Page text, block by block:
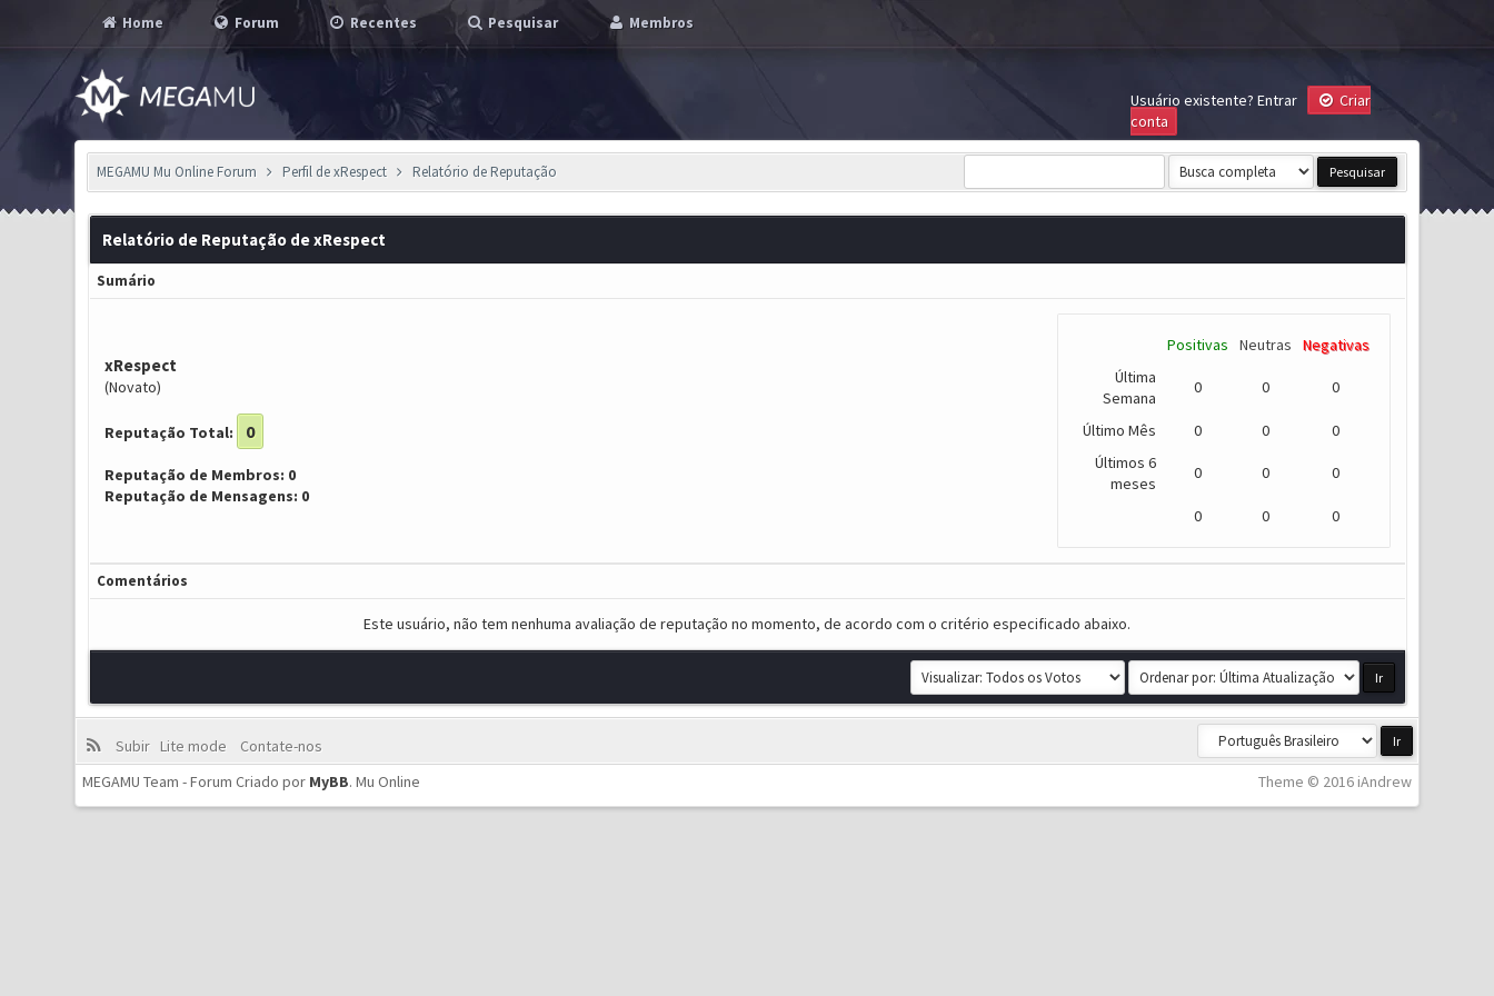
Home Forum Recentes Pesquisar Membros
Usuário existente? Entrar
Criar
conta
MEGAMU Mu Online Forum Perfil de xRespect Relatório de Reputação
Relatório de Reputação de xRespect
Sumário
xRespect
(Novato)
Reputação Total: 0
Reputação de Membros: 0
Reputação de Mensagens: 0
Positivas Neutras
Negativas
Última
Semana
0 0 0
Último Mês 0 0
0
Últimos 6
meses
0 0 0
0 0 0
Comentários
Este usuário, não tem nenhuma avaliação de reputação no momento, de acordo com o critério especificado abaixo.
Subir Lite mode
Contate-nos
Theme © 2016 iAndrew
MEGAMU Team - Forum Criado por MyBB.Mu Online